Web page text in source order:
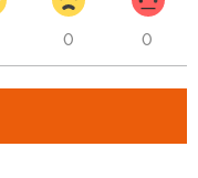
0 0